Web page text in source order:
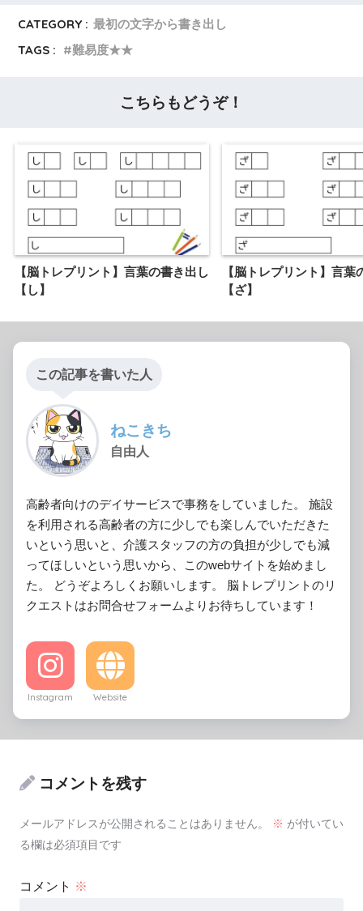
CATEGORY : 最初の文字から書き出し
TAGS :
難易度★★
こちらもどうぞ！
【脳トレプリント】言葉の書き出し
【し】
【脳トレプリント】言葉
【ざ】
この記事を書いた人
ねこきち
自由人
高齢者向けのデイサービスで事務をしていました。 施設
を利用される高齢者の方に少しでも楽しんでいただきた
いという思いと、介護スタッフの方の負担が少しでも減
ってほしいという思いから、このwebサイトを始めまし
た。 どうぞよろしくお願いします。 脳トレプリントのリ
クエストはお問合せフォームよりお待ちしています！
Instagram Website
コメントを残す
メールアドレスが公開されることはありません。 ※ が付いてい
る欄は必須項目です
コメント ※